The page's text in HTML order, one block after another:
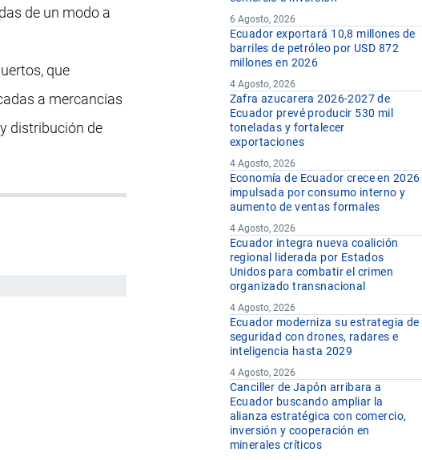
de un modo a
que
a mercancías
distribución de
6 Agosto, 2026
Ecuador exportará 10,8 millones de
barriles de petróleo por USD 872
millones en 2026
4 Agosto, 2026
Zafra azucarera 2026-2027 de
Ecuador prevé producir 530 mil
toneladas y fortalecer
exportaciones
4 Agosto, 2026
Economía de Ecuador crece en 2026
impulsada por consumo interno y
aumento de ventas formales
4 Agosto, 2026
Ecuador integra nueva coalición
regional liderada por Estados
Unidos para combatir el crimen
organizado transnacional
4 Agosto, 2026
Ecuador moderniza su estrategia de
seguridad con drones, radares e
inteligencia hasta 2029
4 Agosto, 2026
Canciller de Japón arribara a
Ecuador buscando ampliar la
alianza estratégica con comercio,
inversión y cooperación en
minerales críticos